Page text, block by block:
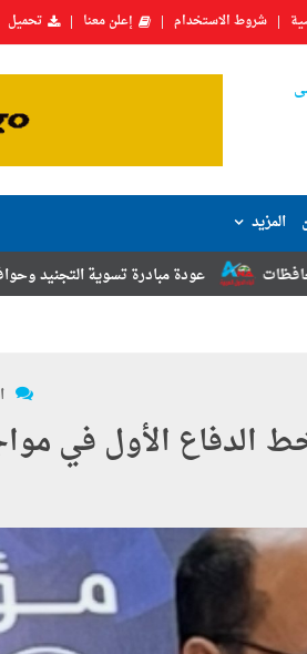
شروط الاستخدام إعلن معنا تحميل
المزيد
تسوية التجنيد وحوافز جديدة للاستثمار..
الدفاع الأول في